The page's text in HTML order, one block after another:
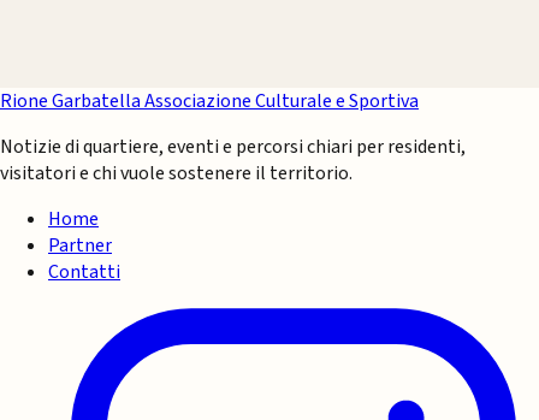
Rione GarbatellaAssociazione Culturale e Sportiva
Notizie di quartiere, eventi e percorsi chiari per residenti,
visitatori e chi vuole sostenere il territorio.
Home
Partner
Contatti